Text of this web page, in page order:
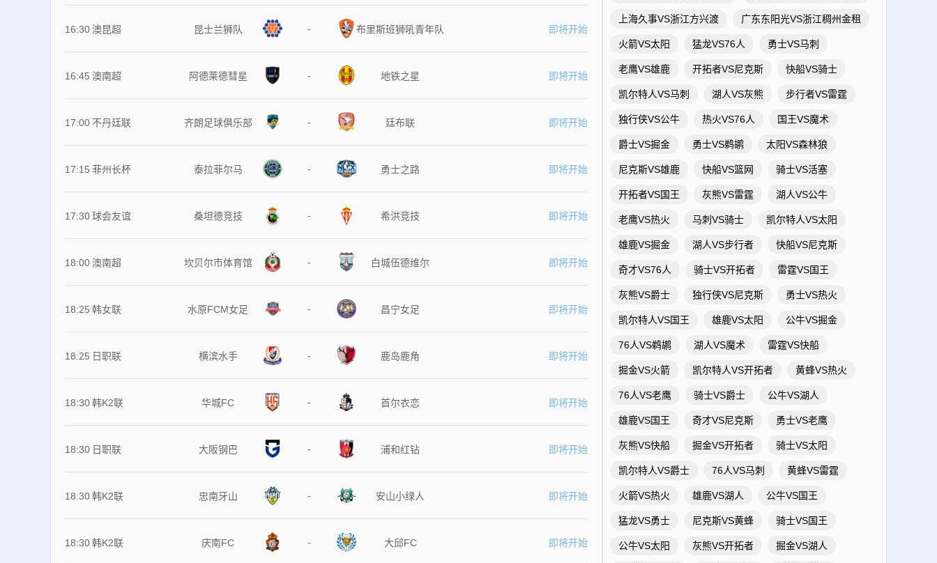
16:30 澳昆超 昆士兰狮队 - 布里斯班狮吼青年队 即将开始
16:45 澳南超 阿德莱德彗星 - 地铁之星 即将开始
17:00 不丹廷联 齐朗足球俱乐部 - 廷布联 即将开始
17:15 菲州长杯 泰拉菲尔马 - 勇士之路 即将开始
17:30球会友谊 桑坦德竞技 - 希洪竞技 即将开始
18:00 澳南超 坎贝尔市体育馆 - 白城伍德维尔 即将开始
18:25 韩女联 水原FCM女足 - 昌宁女足 即将开始
18:25 日职联 横滨水手 - 鹿岛鹿角 即将开始
18:30韩K2联 华城FC - 首尔衣恋 即将开始
18:30 日职联 大阪钢巴 - 浦和红钻 即将开始
18:30韩K2联 忠南牙山 - 安山小绿人 即将开始
18:30韩K2联 庆南FC - 大邱FC 即将开始
上海久事VS浙江方兴渡 广东东阳光VS浙江稠州金租
火箭VS太阳 猛龙VS76人 勇士VS马刺
老鹰VS雄鹿 开拓者VS尼克斯 快船VS骑士
凯尔特人VS马刺 湖人VS灰熊 步行者VS雷霆
独行侠VS公牛 热火VS76人 国王VS魔术
爵士VS掘金 勇士VS鹈鹕 太阳VS森林狼
尼克斯VS雄鹿 快船VS篮网 骑士VS活塞
开拓者VS国王 灰熊VS雷霆 湖人VS公牛
老鹰VS热火 马刺VS骑士 凯尔特人VS太阳
雄鹿VS掘金 湖人VS步行者 快船VS尼克斯
奇才VS76人 骑士VS开拓者 雷霆VS国王
灰熊VS爵士 独行侠VS尼克斯 勇士VS热火
凯尔特人VS国王 雄鹿VS太阳 公牛VS掘金
76人VS鹈鹕 湖人VS魔术 雷霆VS快船
掘金VS火箭 凯尔特人VS开拓者 黄蜂VS热火
76人VS老鹰 骑士VS爵士 公牛VS湖人
雄鹿VS国王 奇才VS尼克斯 勇士VS老鹰
灰熊VS快船 掘金VS开拓者 骑士VS太阳
凯尔特人VS爵士 76人VS马刺 黄蜂VS雷霆
火箭VS热火 雄鹿VS湖人 公牛VS国王
猛龙VS勇士 尼克斯VS黄蜂 骑士VS国王
公牛VS太阳 灰熊VS开拓者 掘金VS湖人